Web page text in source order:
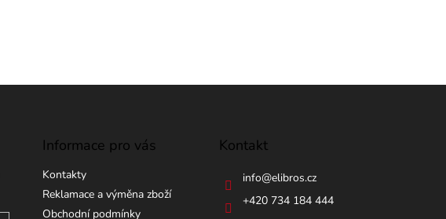
Informace pro vás
Kontakty
Reklamace a výměna zboží
Obchodní podmínky
Kontakt
info@elibros.cz
+420 734 184 444